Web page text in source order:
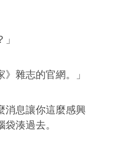
》雜志的官網。」
消息讓你這麼感興
湊過去。